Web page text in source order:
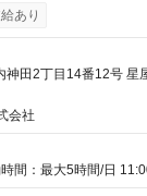
同じです。
あり
神田2丁目14番12号 星
会社
間：最大5時間/日
└上記の時間帯内で